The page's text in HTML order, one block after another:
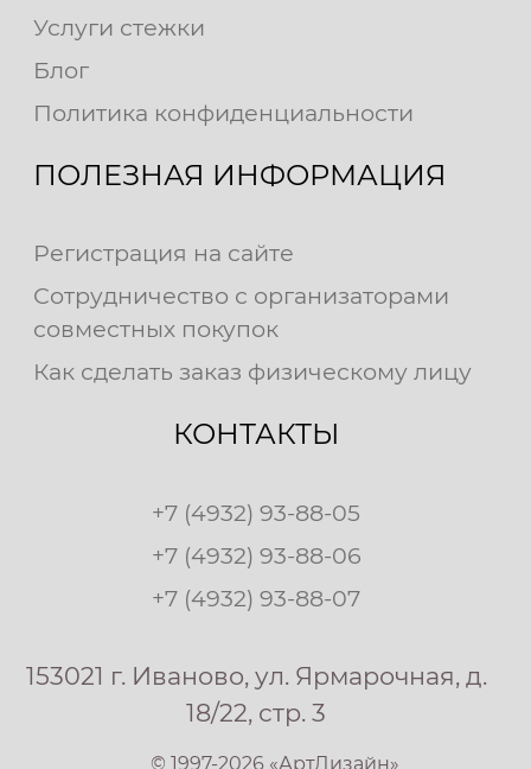
Услуги стежки
Блог
Политика конфиденциальности
ПОЛЕЗНАЯ ИНФОРМАЦИЯ
Регистрация на сайте
Сотрудничество с организаторами
совместных покупок
Как сделать заказ физическому лицу
КОНТАКТЫ
+7 (4932) 93-88-05
+7 (4932) 93-88-06
+7 (4932) 93-88-07
153021 г. Иваново, ул. Ярмарочная, д.
18/22, стр. 3
© 1997-2026 «АртДизайн»